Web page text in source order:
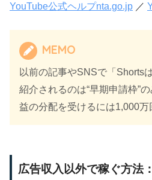
YouTube公式ヘルプnta.go.jp ／
MEMO
以前の記事やSNSで「Shorts
紹介されるのは“早期申請枠”
益の分配を受けるには1,000万
広告収入以外で稼ぐ方法